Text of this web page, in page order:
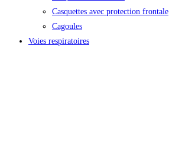
Casquettes avec protection frontale
Cagoules
Voies respiratoires